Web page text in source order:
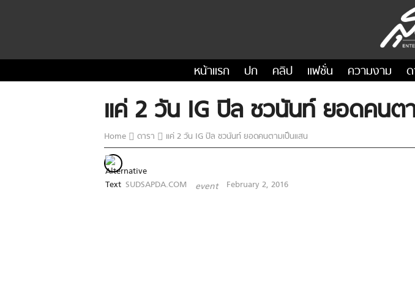
หน้าแรก ปก คลิป แฟชั่น ความงาม
แค่ 2 วัน IG ปิล ชวนันท์ ยอดคนต
Home ดารา แค่ 2 วัน IG ปิล ชวนันท์ ยอดคนตามเป็นแสน
SUDSAPDA.COM event February 2, 2016